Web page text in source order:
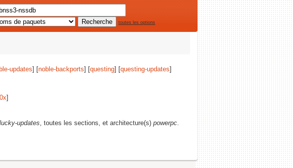
toutes les options
updates] [noble-backports] [questing] [questing-updates]
]
updates, toutes les sections, et architecture(s) powerpc.